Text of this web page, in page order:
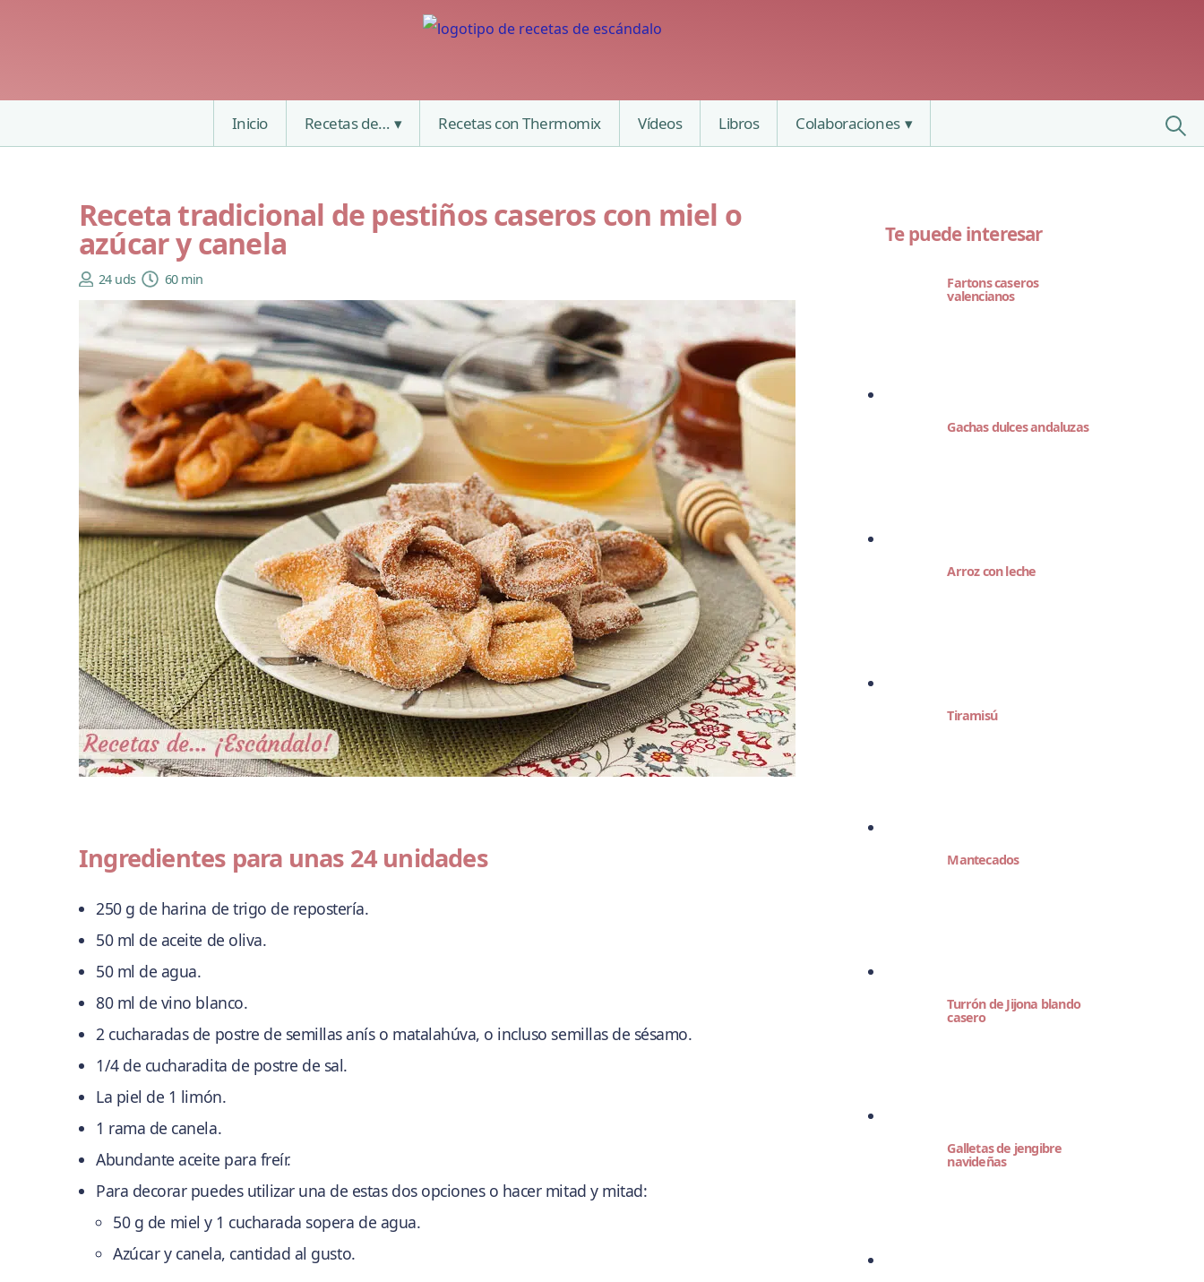
Inicio Recetas de… Recetas con Thermomix Vídeos Libros Colaboraciones
Receta tradicional de pestiños caseros con miel o
azúcar y canela
24 uds 60 min
Ingredientes para unas 24 unidades
250 g de harina de trigo de repostería.
50 ml de aceite de oliva.
50 ml de agua.
80 ml de vino blanco.
2 cucharadas de postre de semillas anís o matalahúva, o incluso semillas de sésamo.
1/4 de cucharadita de postre de sal.
La piel de 1 limón.
1 rama de canela.
Abundante aceite para freír.
Para decorar puedes utilizar una de estas dos opciones o hacer mitad y mitad:
50 g de miel y 1 cucharada sopera de agua.
Azúcar y canela, cantidad al gusto.
Te puede interesar
Fartons caseros
valencianos
Gachas dulces andaluzas
Arroz con leche
Tiramisú
Mantecados
Turrón de Jijona blando
casero
Galletas de jengibre
navideñas